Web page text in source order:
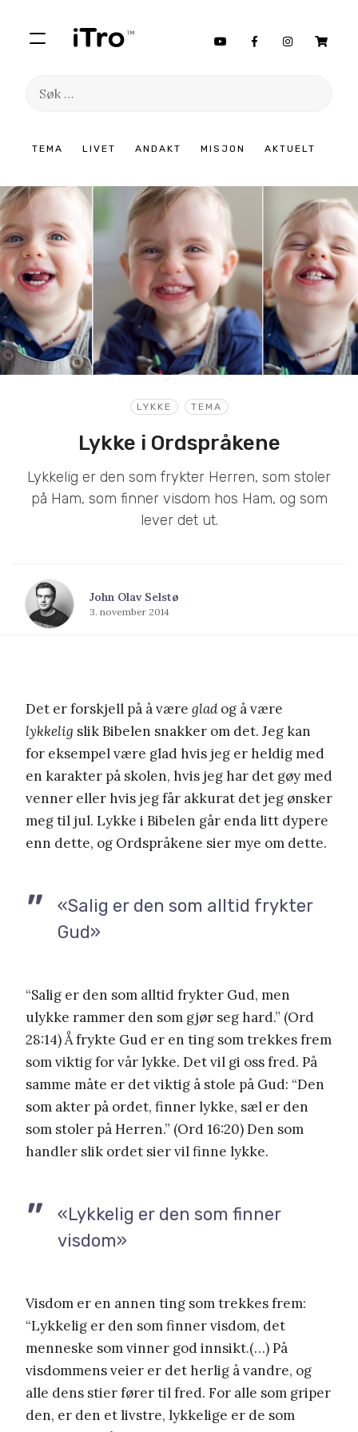
TEMA LIVET ANDAKT MISJON AKTUELT
Søk
innhold
LYKKE TEMA
Lykke i Ordspråkene
Lykkelig er den som frykter Herren, som stoler
på Ham, som finner visdom hos Ham, og som
lever det ut.
John Olav Selstø
3. november 2014
Det er forskjell på å være gladog å være
lykkelig slik Bibelen snakker om det. Jeg kan
for eksempel være glad hvis jeg er heldig med
en karakter på skolen, hvis jeg har det gøy med
venner eller hvis jeg får akkurat det jeg ønsker
meg til jul. Lykke i Bibelen går enda litt dypere
enn dette, og Ordspråkene sier mye om dette.
«Salig er den som alltid frykter
Gud»
“Salig er den som alltid frykter Gud, men
ulykke rammer den som gjør seg hard.” (Ord
28:14) Å frykte Gud er en ting som trekkes frem
som viktig for vår lykke. Det vil gi oss fred. På
samme måte er det viktig å stole på Gud: “Den
som akter på ordet, finner lykke, sæl er den
som stoler på Herren.” (Ord 16:20) Den som
handler slik ordet sier vil finne lykke.
«Lykkelig er den som finner
visdom»
Visdom er en annen ting som trekkes frem:
“Lykkelig er den som finner visdom, det
menneske som vinner god innsikt.(…) På
visdommens veier er det herlig å vandre, og
alle dens stier fører til fred. For alle som griper
den, er den et livstre, lykkelige er de som